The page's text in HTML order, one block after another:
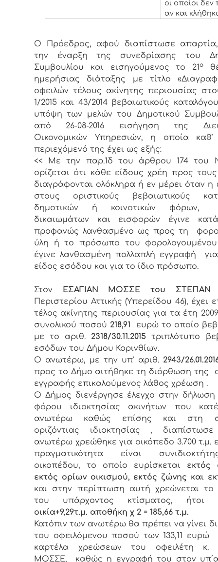
οι οποίοι
αν και
Ο Πρόεδρος, αφού διαπίστωσε
την έναρξη της συνεδρίασης του
Συμβουλίου και εισηγούμενος το 21ο
ημερήσιας διάταξης με τίτλο
οφειλών τέλους ακίνητης περιουσίας
1/2015 και 43/2014 βεβαιωτικούς
υπόψη των μελών του Δημοτικού
από 26-08-2016 εισήγηση της
Οικονομικών Υπηρεσιών, η οποία
περιεχόμενό της έχει ως εξής:
<< Με την παρ.1δ του άρθρου 174 του
ορίζεται ότι κάθε είδους χρέη προς
διαγράφονται ολόκληρα ή εν μέρει όταν η
στους οριστικούς βεβαιωτικούς
δημοτικών ή κοινοτικών φόρων,
δικαιωμάτων και εισφορών έγινε
προφανώς λανθασμένο ως προς τη
ύλη ή το πρόσωπο του
έγινε λανθασμένη πολλαπλή εγγραφή
είδος εσόδου και για το ίδιο πρόσωπο.
Στον ΕΣΑΓΙΑΝ ΜΟΣΣΕ του ΣΤΕΠΑΝ
Περιστερίου Αττικής (Υπερείδου 46), έχει
τέλος ακίνητης περιουσίας για τα έτη 2009-
συνολικού ποσού 218,91
ευρώ το οποίο
με το αριθ. 2318/30.11.2015 τριπλότυπο
εσόδων του Δήμου Κορινθίων.
Ο ανωτέρω, με την υπ’ αριθ. 2943/
προς το Δήμο αιτήθηκε τη διόρθωση της
εγγραφής επικαλούμενος λάθος χρέωση .
Ο Δήμος διενέργησε έλεγχο στην δήλωση
φόρου ιδιοκτησίας ακινήτων που
ανωτέρω καθώς επίσης και στη
οριζόντιας ιδιοκτησίας ,
ανωτέρω χρεώθηκε για οικόπεδο 3.700 τ.μ.
πραγματικότητα είναι
οικοπέδου, το οποίο ευρίσκεται εκτός
εκτός ορίων οικισμού, εκτός ζώνης και
και στην περίπτωση αυτή χρεώνεται το
του υπάρχοντος κτίσματος, ήτοι
οικία+9,29τ.μ. αποθήκη χ 2 = 185,66 τ.μ.
Κατόπιν των ανωτέρω θα πρέπει να γίνει
του οφειλόμενου ποσού των 133,11 ευρώ
καρτέλα χρεώσεων του οφειλέτη κ.
ΜΟΣΣΕ, καθώς η εγγραφή του στον